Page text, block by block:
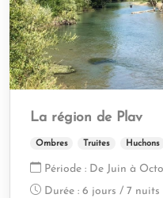
La région de Plav
Ombres Truites Huchons
Période : De Juin à
Durée : 6 jours / 7 nuits